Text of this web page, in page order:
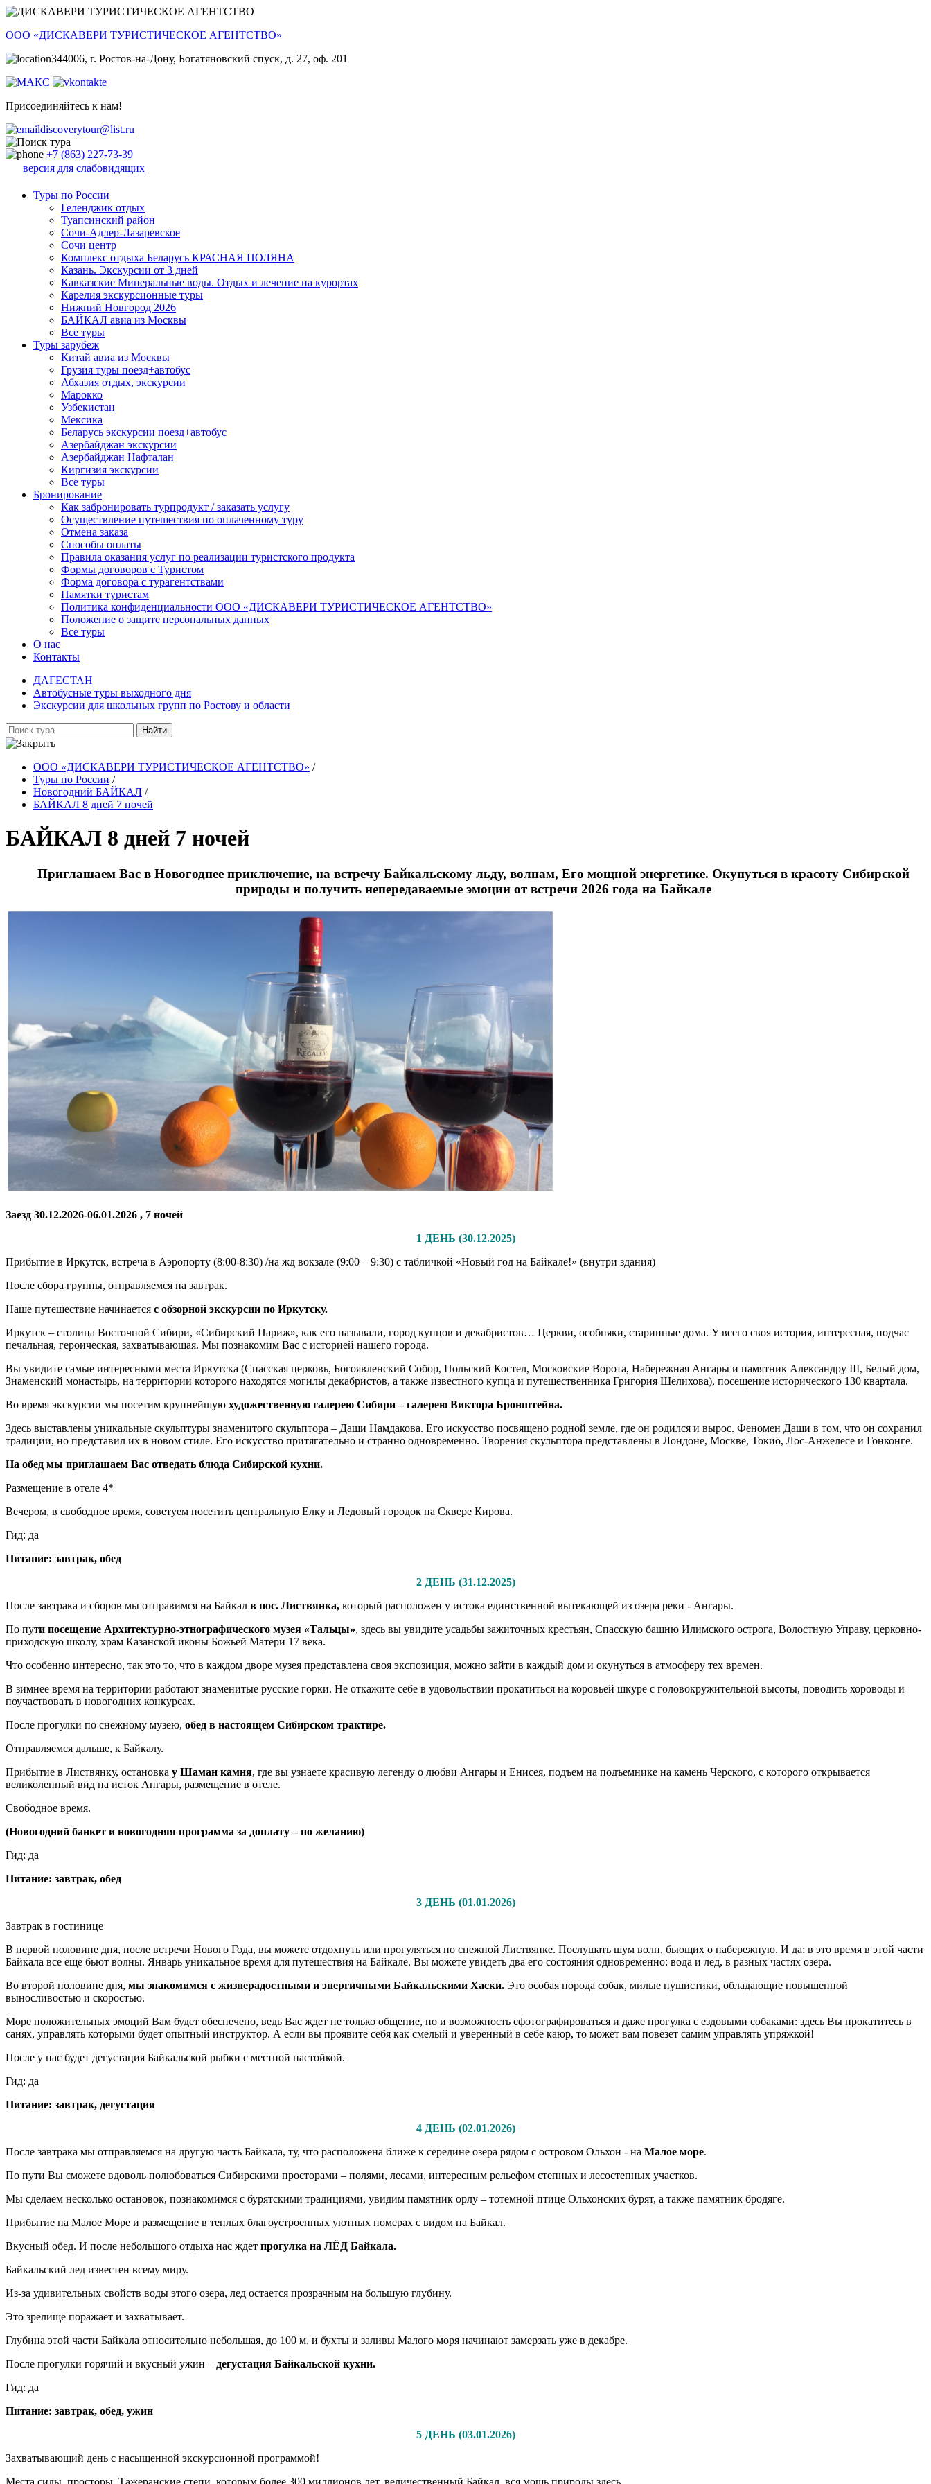
ООО «ДИСКАВЕРИ ТУРИСТИЧЕСКОЕ АГЕНТСТВО»
344006, г. Ростов-на-Дону, Богатяновский спуск, д. 27, оф. 201
Присоединяйтесь к нам!
discoverytour@list.ru
+7 (863) 227-73-39
версия для слабовидящих
Туры по России
Геленджик отдых
Туапсинский район
Сочи-Адлер-Лазаревское
Сочи центр
Комплекс отдыха Беларусь КРАСНАЯ ПОЛЯНА
Казань. Экскурсии от 3 дней
Кавказские Минеральные воды. Отдых и лечение на курортах
Карелия экскурсионные туры
Нижний Новгород 2026
БАЙКАЛ авиа из Москвы
Все туры
Туры зарубеж
Китай авиа из Москвы
Грузия туры поезд+автобус
Абхазия отдых, экскурсии
Марокко
Узбекистан
Мексика
Беларусь экскурсии поезд+автобус
Азербайджан экскурсии
Азербайджан Нафталан
Киргизия экскурсии
Все туры
Бронирование
Как забронировать турпродукт / заказать услугу
Осуществление путешествия по оплаченному туру
Отмена заказа
Способы оплаты
Правила оказания услуг по реализации туристского продукта
Формы договоров с Туристом
Форма договора с турагентствами
Памятки туристам
Политика конфиденциальности ООО «ДИСКАВЕРИ ТУРИСТИЧЕСКОЕ АГЕНТСТВО»
Положение о защите персональных данных
Все туры
О нас
Контакты
ДАГЕСТАН
Автобусные туры выходного дня
Экскурсии для школьных групп по Ростову и области
Найти
ООО «ДИСКАВЕРИ ТУРИСТИЧЕСКОЕ АГЕНТСТВО» /
Туры по России /
Новогодний БАЙКАЛ /
БАЙКАЛ 8 дней 7 ночей
БАЙКАЛ 8 дней 7 ночей
Приглашаем Вас в Новогоднее приключение, на встречу Байкальскому льду, волнам, Его мощной энергетике. Окунуться в красоту Сибирской
природы и получить непередаваемые эмоции от встречи 2026 года на Байкале
Заезд 30.12.2026-06.01.2026 , 7 ночей
1 ДЕНЬ (30.12.2025)
Прибытие в Иркутск, встреча в Аэропорту (8:00-8:30) /на жд вокзале (9:00 – 9:30) с табличкой «Новый год на Байкале!» (внутри здания)
После сбора группы, отправляемся на завтрак.
Наше путешествие начинается с обзорной экскурсии по Иркутску.
Иркутск – столица Восточной Сибири, «Сибирский Париж», как его называли, город купцов и декабристов… Церкви, особняки, старинные дома. У всего своя история, интересная, подчас
печальная, героическая, захватывающая. Мы познакомим Вас с историей нашего города.
Вы увидите самые интересными места Иркутска (Спасская церковь, Богоявленский Собор, Польский Костел, Московские Ворота, Набережная Ангары и памятник Александру III, Белый дом,
Знаменский монастырь, на территории которого находятся могилы декабристов, а также известного купца и путешественника Григория Шелихова), посещение исторического 130 квартала.
Во время экскурсии мы посетим крупнейшую художественную галерею Сибири – галерею Виктора Бронштейна.
Здесь выставлены уникальные скульптуры знаменитого скульптора – Даши Намдакова. Его искусство посвящено родной земле, где он родился и вырос. Феномен Даши в том, что он сохранил
традиции, но представил их в новом стиле. Его искусство притягательно и странно одновременно. Творения скульптора представлены в Лондоне, Москве, Токио, Лос-Анжелесе и Гонконге.
На обед мы приглашаем Вас отведать блюда Сибирской кухни.
Размещение в отеле 4*
Вечером, в свободное время, советуем посетить центральную Елку и Ледовый городок на Сквере Кирова.
Гид: да
Питание: завтрак, обед
2 ДЕНЬ (31.12.2025)
После завтрака и сборов мы отправимся на Байкал в пос. Листвянка, который расположен у истока единственной вытекающей из озера реки - Ангары.
По пути посещение Архитектурно-этнографического музея «Тальцы», здесь вы увидите усадьбы зажиточных крестьян, Спасскую башню Илимского острога, Волостную Управу, церковно-
приходскую школу, храм Казанской иконы Божьей Матери 17 века.
Что особенно интересно, так это то, что в каждом дворе музея представлена своя экспозиция, можно зайти в каждый дом и окунуться в атмосферу тех времен.
В зимнее время на территории работают знаменитые русские горки. Не откажите себе в удовольствии прокатиться на коровьей шкуре с головокружительной высоты, поводить хороводы и
поучаствовать в новогодних конкурсах.
После прогулки по снежному музею, обед в настоящем Сибирском трактире.
Отправляемся дальше, к Байкалу.
Прибытие в Листвянку, остановка у Шаман камня, где вы узнаете красивую легенду о любви Ангары и Енисея, подъем на подъемнике на камень Черского, с которого открывается
великолепный вид на исток Ангары, размещение в отеле.
Свободное время.
(Новогодний банкет и новогодняя программа за доплату – по желанию)
Гид: да
Питание: завтрак, обед
3 ДЕНЬ (01.01.2026)
Завтрак в гостинице
В первой половине дня, после встречи Нового Года, вы можете отдохнуть или прогуляться по снежной Листвянке. Послушать шум волн, бьющих о набережную. И да: в это время в этой части
Байкала все еще бьют волны. Январь уникальное время для путешествия на Байкале. Вы можете увидеть два его состояния одновременно: вода и лед, в разных частях озера.
Во второй половине дня, мы знакомимся с жизнерадостными и энергичными Байкальскими Хаски. Это особая порода собак, милые пушистики, обладающие повышенной
выносливостью и скоростью.
Море положительных эмоций Вам будет обеспечено, ведь Вас ждет не только общение, но и возможность сфотографироваться и даже прогулка с ездовыми собаками: здесь Вы прокатитесь в
санях, управлять которыми будет опытный инструктор. А если вы проявите себя как смелый и уверенный в себе каюр, то может вам повезет самим управлять упряжкой!
После у нас будет дегустация Байкальской рыбки с местной настойкой.
Гид: да
Питание: завтрак, дегустация
4 ДЕНЬ (02.01.2026)
После завтрака мы отправляемся на другую часть Байкала, ту, что расположена ближе к середине озера рядом с островом Ольхон - на Малое море.
По пути Вы сможете вдоволь полюбоваться Сибирскими просторами – полями, лесами, интересным рельефом степных и лесостепных участков.
Мы сделаем несколько остановок, познакомимся с бурятскими традициями, увидим памятник орлу – тотемной птице Ольхонских бурят, а также памятник бродяге.
Прибытие на Малое Море и размещение в теплых благоустроенных уютных номерах с видом на Байкал.
Вкусный обед. И после небольшого отдыха нас ждет прогулка на ЛЁД Байкала.
Байкальский лед известен всему миру.
Из-за удивительных свойств воды этого озера, лед остается прозрачным на большую глубину.
Это зрелище поражает и захватывает.
Глубина этой части Байкала относительно небольшая, до 100 м, и бухты и заливы Малого моря начинают замерзать уже в декабре.
После прогулки горячий и вкусный ужин – дегустация Байкальской кухни.
Гид: да
Питание: завтрак, обед, ужин
5 ДЕНЬ (03.01.2026)
Захватывающий день с насыщенной экскурсионной программой!
Места силы, просторы, Тажеранские степи, которым более 300 миллионов лет, величественный Байкал, вся мощь природы здесь.